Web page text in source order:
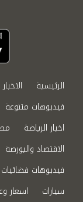
الرئيسية
فيديوهات متنوعة
اخبار الرياضة
الاقتصاد والبورصة
فيديوهات فضائيات
سيارات
اسعار